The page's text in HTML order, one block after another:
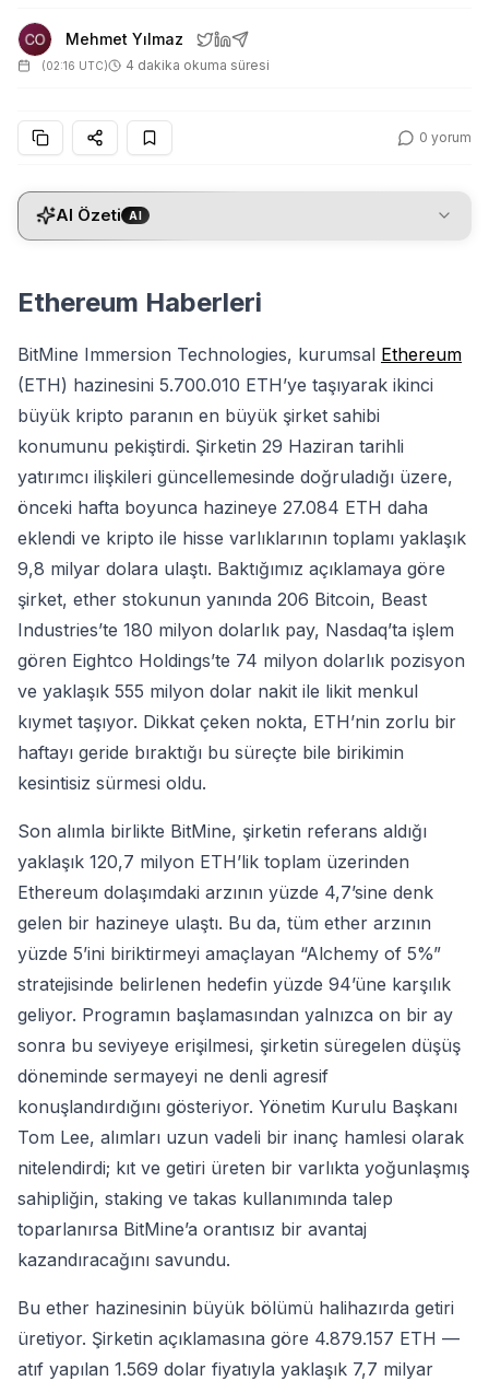
Mehmet Yılmaz
(02:16 UTC) 4 dakika okuma süresi
0 yorum
AI Özeti AI
Ethereum Haberleri
BitMine Immersion Technologies, kurumsal Ethereum
(ETH) hazinesini 5.700.010 ETH’ye taşıyarak ikinci
büyük kripto paranın en büyük şirket sahibi
konumunu pekiştirdi. Şirketin 29 Haziran tarihli
yatırımcı ilişkileri güncellemesinde doğruladığı üzere,
önceki hafta boyunca hazineye 27.084 ETH daha
eklendi ve kripto ile hisse varlıklarının toplamı yaklaşık
9,8 milyar dolara ulaştı. Baktığımız açıklamaya göre
şirket, ether stokunun yanında 206 Bitcoin, Beast
Industries’te 180 milyon dolarlık pay, Nasdaq’ta işlem
gören Eightco Holdings’te 74 milyon dolarlık pozisyon
ve yaklaşık 555 milyon dolar nakit ile likit menkul
kıymet taşıyor. Dikkat çeken nokta, ETH’nin zorlu bir
haftayı geride bıraktığı bu süreçte bile birikimin
kesintisiz sürmesi oldu.
Son alımla birlikte BitMine, şirketin referans aldığı
yaklaşık 120,7 milyon ETH’lik toplam üzerinden
Ethereum dolaşımdaki arzının yüzde 4,7’sine denk
gelen bir hazineye ulaştı. Bu da, tüm ether arzının
yüzde 5’ini biriktirmeyi amaçlayan “Alchemy of 5%”
stratejisinde belirlenen hedefin yüzde 94’üne karşılık
geliyor. Programın başlamasından yalnızca on bir ay
sonra bu seviyeye erişilmesi, şirketin süregelen düşüş
döneminde sermayeyi ne denli agresif
konuşlandırdığını gösteriyor. Yönetim Kurulu Başkanı
Tom Lee, alımları uzun vadeli bir inanç hamlesi olarak
nitelendirdi; kıt ve getiri üreten bir varlıkta yoğunlaşmış
sahipliğin, staking ve takas kullanımında talep
toparlanırsa BitMine’a orantısız bir avantaj
kazandıracağını savundu.
Bu ether hazinesinin büyük bölümü halihazırda getiri
üretiyor. Şirketin açıklamasına göre 4.879.157 ETH —
atıf yapılan 1.569 dolar fiyatıyla yaklaşık 7,7 milyar